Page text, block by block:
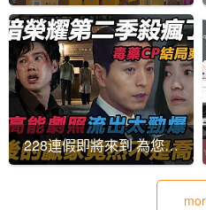
整理｜買對時間最省錢！
228連假即將來到 為您準
備最新的韓劇 讓你不為劇